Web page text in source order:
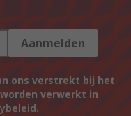
Aanmelden
ons verstrekt bij het
verwerkt in
.